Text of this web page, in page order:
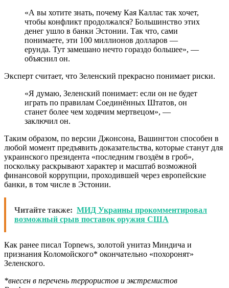
«А вы хотите знать, почему Кая Каллас так хочет,
чтобы конфликт продолжался? Большинство этих
денег ушло в банки Эстонии. Так что, сами
понимаете, эти 100 миллионов долларов —
ерунда. Тут замешано нечто гораздо большее», —
объяснил он.
Эксперт считает, что Зеленский прекрасно понимает риски.
«Я думаю, Зеленский понимает: если он не будет
играть по правилам Соединённых Штатов, он
станет более чем ходячим мертвецом», —
заключил он.
Таким образом, по версии Джонсона, Вашингтон способен в
любой момент предъявить доказательства, которые станут для
украинского президента «последним гвоздём в гроб»,
поскольку раскрывают характер и масштаб возможной
финансовой коррупции, проходившей через европейские
банки, в том числе в Эстонии.
Читайте также: МИД Украины прокомментировал
возможный срыв поставок оружия США
Как ранее писал Topnews, золотой унитаз Миндича и
признания Коломойского* окончательно «похоронят»
Зеленского.
*внесен в перечень террористов и экстремистов